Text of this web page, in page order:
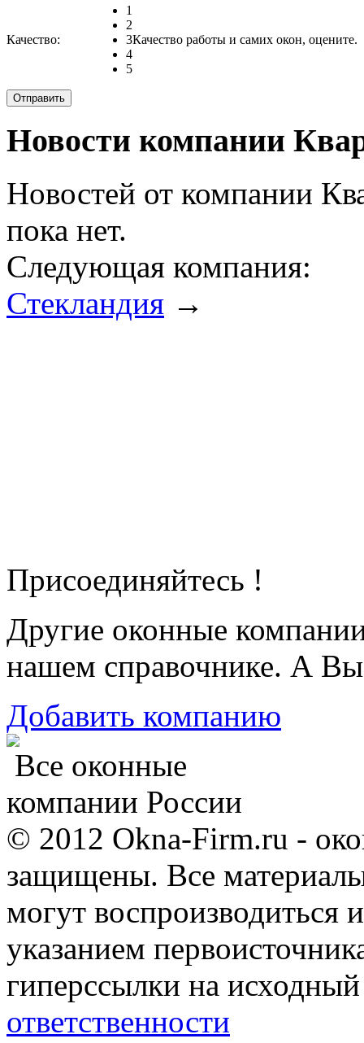
Качество:
1
2
3
4
5
Качество работы и самих окон, оцените.
Новости компании
Новостей от компании
пока нет.
Следующая компания:
Стекландия →
Присоединяйтесь !
Другие оконные
нашем справочнике. А
Добавить компанию
Все оконные
компании России
© 2012 Okna-Firm.ru -
защищены. Все
могут воспроизводиться
указанием
гиперссылки на
ответственности